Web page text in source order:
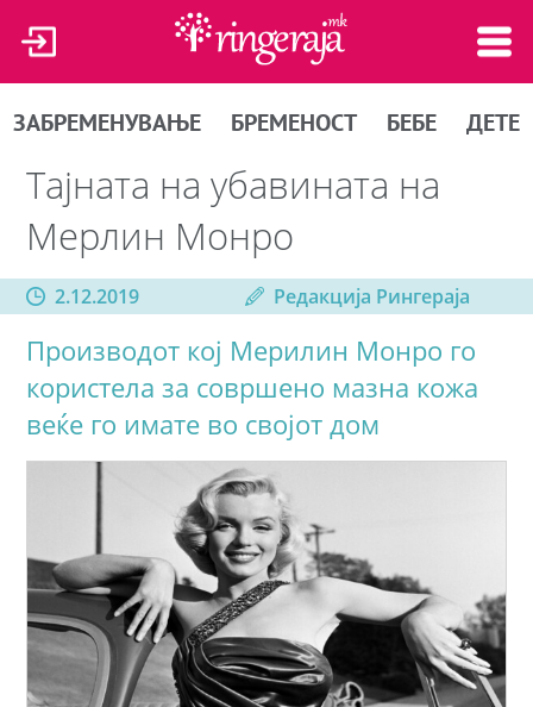
ЗАБРЕМЕНУВАЊЕ БРЕМЕНОСТ БЕБЕ ДЕТЕ
Тајната на убавината на
Мерлин Монро
2.12.2019 Редакција Рингераја
Производот кој Мерилин Монро го
користела за совршено мазна кожа
веќе го имате во својот дом